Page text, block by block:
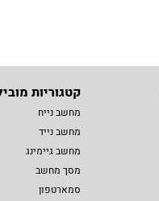
קטגוריות
מחשב נייח
מחשב נייד
מחשב גיימינג
מסך מחשב
סמארטפון